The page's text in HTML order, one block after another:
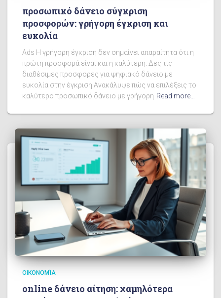
προσωπικό δάνειο σύγκριση
προσφορών: γρήγορη έγκριση και
ευκολία
Ads Η γρήγορη έγκριση δεν σημαίνει απαραίτητα ότι η
πρώτη προσφορά είναι και η καλύτερη. Δες τις
διαθέσιμες προσφορές για ψηφιακό δάνειο με
ευκολία στην έγκριση.Ανακάλυψε πώς να επιλέξεις το
καλύτερο προσωπικό δάνειο με γρήγορη Read more…
ΟΙΚΟΝΟΜΊΑ
online δάνειο αίτηση: χαμηλότερα